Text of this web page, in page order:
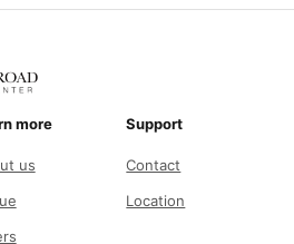
more
us
Support
Contact
Location